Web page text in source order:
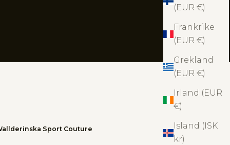
(EUR €)
Frankrike
(EUR €)
Grekland
(EUR €)
Irland (EUR
€)
Island (ISK
kr)
Sport Couture